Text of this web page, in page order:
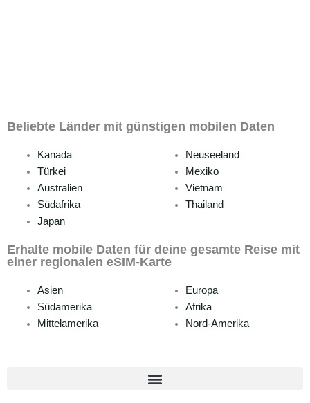
Beliebte Länder mit günstigen mobilen Daten
Kanada
Türkei
Australien
Südafrika
Japan
Neuseeland
Mexiko
Vietnam
Thailand
Erhalte mobile Daten für deine gesamte Reise mit
einer regionalen eSIM-Karte
Asien
Südamerika
Mittelamerika
Europa
Afrika
Nord-Amerika